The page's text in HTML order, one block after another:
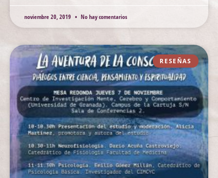
noviembre 20, 2019 No hay comentarios
RESEÑAS